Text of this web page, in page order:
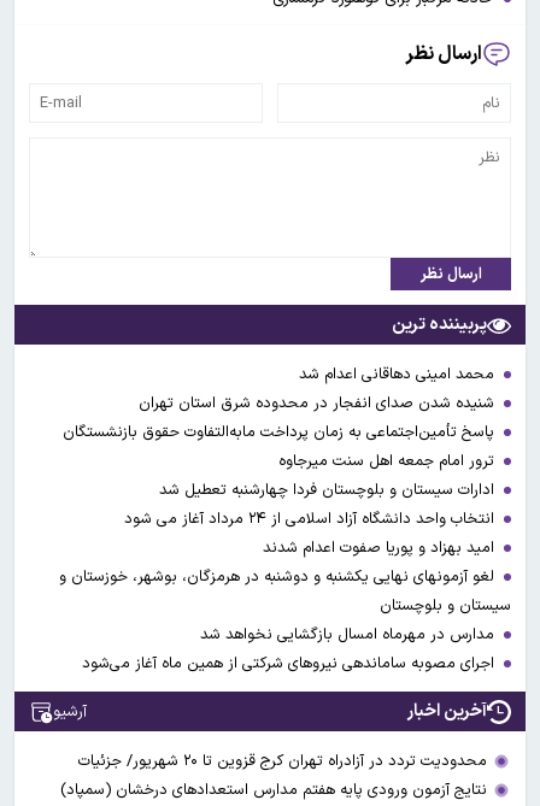
ارسال نظر
ارسال نظر
پربیننده ترین
محمد امینی دهاقانی اعدام شد
شنیده شدن صدای انفجار در محدوده شرق استان تهران
پاسخ تأمین‌اجتماعی به زمان پرداخت مابه‌التفاوت حقوق بازنشستگان
ترور امام جمعه اهل سنت میرجاوه
ادارات سیستان و بلوچستان فردا چهارشنبه تعطیل شد
انتخاب واحد دانشگاه آزاد اسلامی از ۲۴ مرداد آغاز می شود
امید بهزاد و پوریا صفوت اعدام شدند
لغو آزمونهای نهایی یکشنبه و دوشنبه در هرمزگان، بوشهر، خوزستان و
سیستان و بلوچستان
مدارس در مهرماه امسال بازگشایی نخواهد شد
اجرای مصوبه ساماندهی نیرو‌های شرکتی از همین ماه آغاز می‌شود
آخرین اخبار آرشیو
محدودیت تردد در آزادراه تهران کرج قزوین تا ۲۰ شهریور/ جزئیات
نتایج آزمون ورودی پایه هفتم مدارس استعدادهای درخشان (سمپاد)